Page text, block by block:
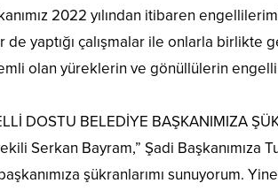
2022 yılından itibaren
de yaptığı çalışmalar ile onlarla
olan yüreklerin ve gönüllülerin
DOSTU BELEDİYE BAŞKANIMIZA
Serkan Bayram,” Şadi Başkanımıza
şükranlarımı sunuyorum.